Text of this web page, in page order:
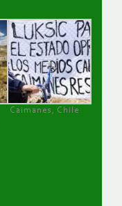
Caimanes, Chile